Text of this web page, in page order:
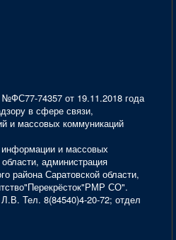
74357 от 19.11.2018 года
в сфере связи,
и массовых коммуникаций
и массовых
администрация
района Саратовской области,
СО".
Тел. 8(84540)4-20-72; отдел